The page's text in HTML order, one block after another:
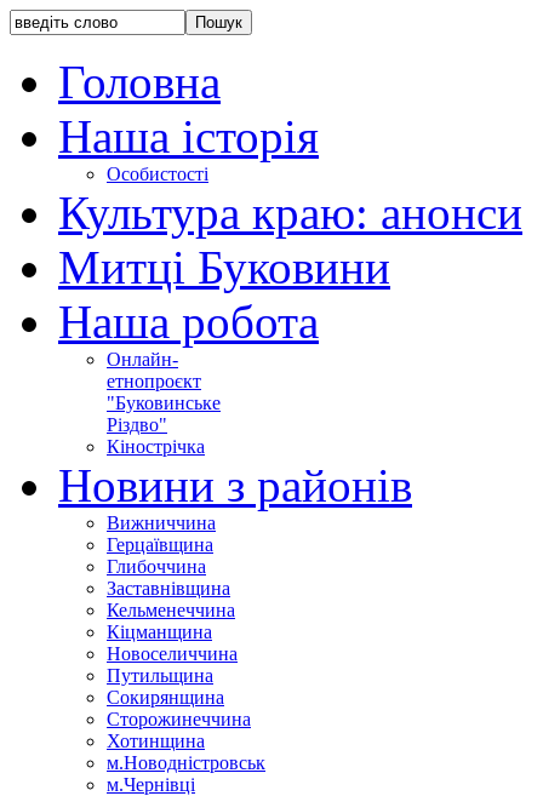
Головна
Наша історія
Особистості
Культура краю: анонси
Митці Буковини
Наша робота
Онлайн-
етнопроєкт
"Буковинське
Різдво"
Кінострічка
Новини з районів
Вижниччина
Герцаївщина
Глибоччина
Заставнівщина
Кельменеччина
Кіцманщина
Новоселиччина
Путильщина
Сокирянщина
Сторожинеччина
Хотинщина
м.Новодністровськ
м.Чернівці